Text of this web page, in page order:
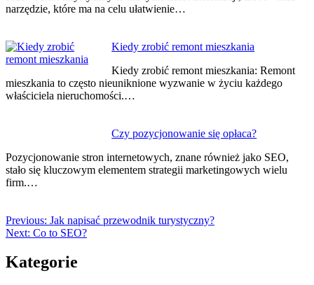
narzędzie, które ma na celu ułatwienie…
Kiedy zrobić remont mieszkania
Kiedy zrobić remont mieszkania: Remont
mieszkania to często nieuniknione wyzwanie w życiu każdego
właściciela nieruchomości.…
Czy pozycjonowanie się opłaca?
Pozycjonowanie stron internetowych, znane również jako SEO,
stało się kluczowym elementem strategii marketingowych wielu
firm.…
Previous: Jak napisać przewodnik turystyczny?
Next: Co to SEO?
Kategorie